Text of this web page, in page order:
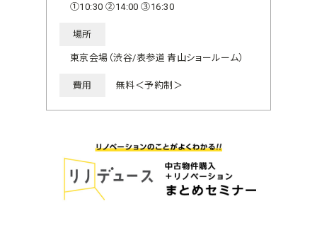
①10:30 ②14:00 ③16:30
場所
東京会場（渋谷/表参道 青山ショールーム）
費用 無料＜予約制＞